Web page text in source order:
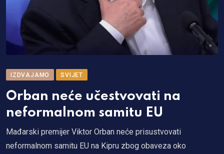
IZDVAJAMO SVIJET
Orban neće učestvovati na
neformalnom samitu EU
Mađarski premijer Viktor Orban neće prisustvovati
neformalnom samitu EU na Kipru zbog obaveza oko